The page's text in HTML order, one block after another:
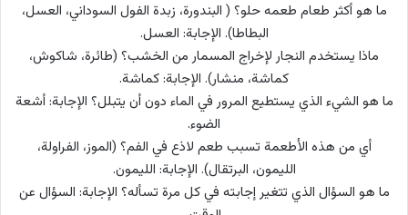
ما هو أكثر طعام طعمه حلو؟ ( البندورة، زبدة الفول السوداني، العسل،
البطاطا). الإجابة: العسل.
ماذا يستخدم النجار لإخراج المسمار من الخشب؟ (طائرة، شاكوش،
كماشة، منشار). الإجابة: كماشة.
ما هو الشيء الذي يستطيع المرور في الماء دون أن يتبلل؟ الإجابة: أشعة
الضوء.
أي من هذه الأطعمة تسبب طعم لاذع في الفم؟ (الموز، الفراولة،
الليمون، البرتقال). الإجابة: الليمون.
ما هو السؤال الذي تتغير إجابته في كل مرة تسأله؟ الإجابة: السؤال عن